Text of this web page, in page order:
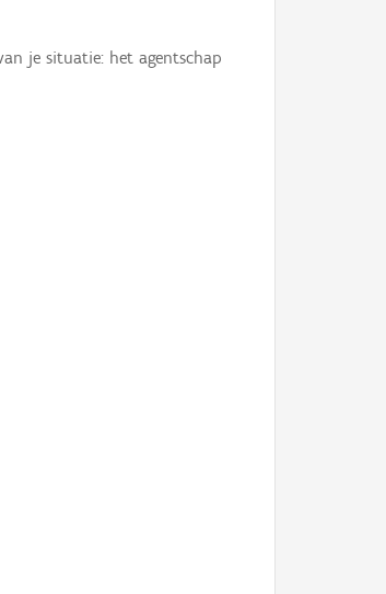
je situatie: het agentschap